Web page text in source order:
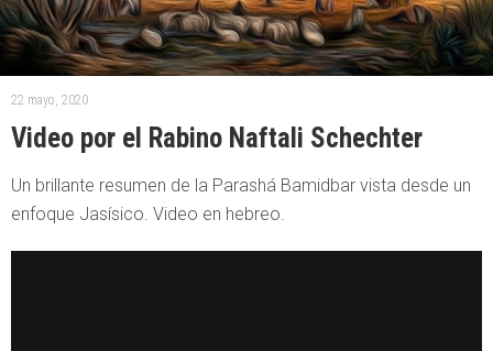
22 mayo, 2020
Video por el Rabino Naftali Schechter
Un brillante resumen de la Parashá Bamidbar vista desde un
enfoque Jasísico. Video en hebreo.